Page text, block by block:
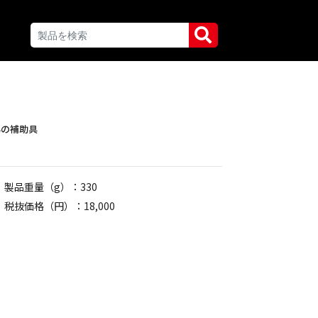
補助具
製品重量（g）：330
税抜価格（円）：18,000